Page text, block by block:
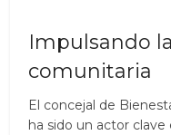
Impulsando
comunitaria
El concejal de
ha sido un actor